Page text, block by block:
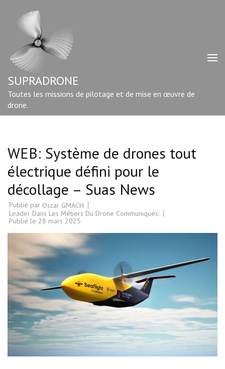
contenu
Entrée)
SUPRADRONE
Toutes les missions de pilotage et de mise en œuvre de
drone.
WEB: Système de drones tout
électrique défini pour le
décollage – Suas News
Publié par Oscar GMACH
Leader Dans Les Métiers Du Drone Communiqués:
Publié le 28 mars 2025